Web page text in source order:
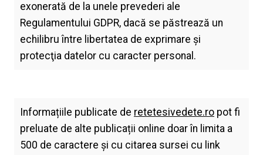
exonerată de la unele prevederi ale
Regulamentului GDPR, dacă se păstrează un
echilibru între libertatea de exprimare şi
protecţia datelor cu caracter personal.
Informațiile publicate de retetesivedete.ropot fi
preluate de alte publicații online doar în limita a
500 de caractere și cu citarea sursei cu link